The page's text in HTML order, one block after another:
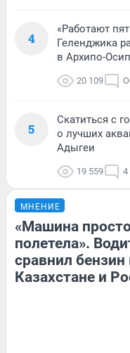
4
«Работают
Геленджика
в Архипо-
20 109
5
Скатиться с
о лучших
Адыгеи
19 559 4
МНЕНИЕ
«Машина
полетела».
сравнил бензин
Казахстане и